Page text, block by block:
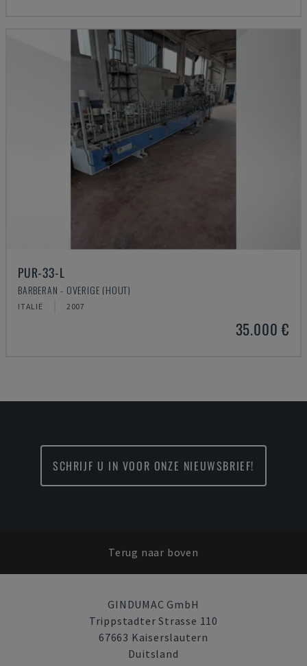
PUR-33-L
BARBERAN - OVERIGE (HOUT)
ITALIË 2007
35.000 €
SCHRIJF U IN VOOR ONZE NIEUWSBRIEF!
Terug naar boven
GINDUMAC GmbH
Trippstadter Strasse 110
67663 Kaiserslautern
Duitsland